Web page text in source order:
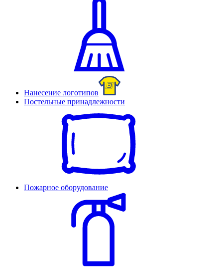
Нанесение логотипов
Постельные принадлежности
Пожарное оборудование